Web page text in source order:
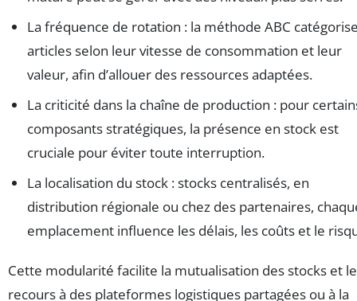
La fréquence de rotation : la méthode ABC
articles selon leur vitesse de consommation et leur
valeur, afin d’allouer des ressources adaptées.
La criticité dans la chaîne de production : pour
composants stratégiques, la présence en stock est
cruciale pour éviter toute interruption.
La localisation du stock : stocks centralisés, en
distribution régionale ou chez des partenaires,
emplacement influence les délais, les coûts et le
Cette modularité facilite la mutualisation des stocks et le
recours à des plateformes logistiques partagées ou à la